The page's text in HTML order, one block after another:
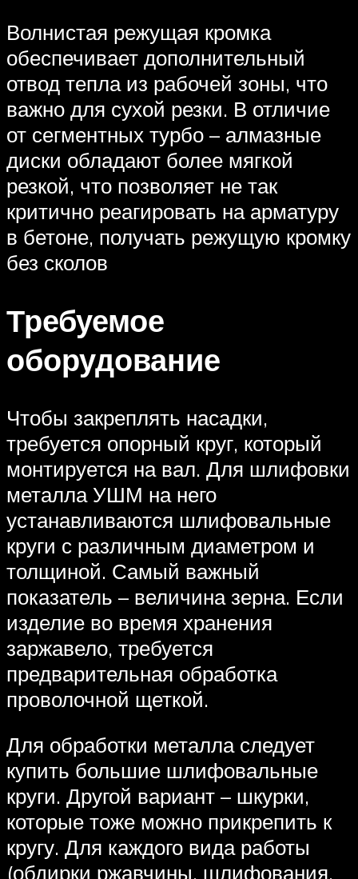
Волнистая режущая кромка
обеспечивает дополнительный
отвод тепла из рабочей зоны, что
важно для сухой резки. В отличие
от сегментных турбо – алмазные
диски обладают более мягкой
резкой, что позволяет не так
критично реагировать на арматуру
в бетоне, получать режущую кромку
без сколов
Требуемое
оборудование
Чтобы закреплять насадки,
требуется опорный круг, который
монтируется на вал. Для шлифовки
металла УШМ на него
устанавливаются шлифовальные
круги с различным диаметром и
толщиной. Самый важный
показатель – величина зерна. Если
изделие во время хранения
заржавело, требуется
предварительная обработка
проволочной щеткой.
Для обработки металла следует
купить большие шлифовальные
круги. Другой вариант – шкурки,
которые тоже можно прикрепить к
кругу. Для каждого вида работы
(обдирки ржавчины, шлифования,